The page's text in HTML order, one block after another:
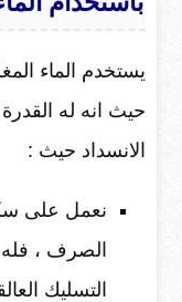
يستخدم الماء
حيث انه له
الانسداد حيث :
نعمل على
الصرف ، فله
التسليك